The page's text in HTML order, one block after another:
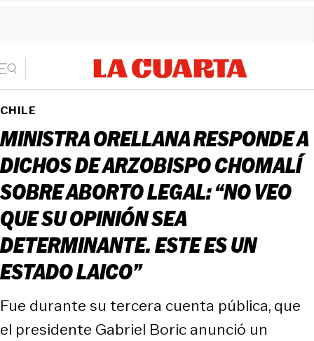
CHILE
MINISTRA ORELLANA RESPONDE A
DICHOS DE ARZOBISPO CHOMALÍ
SOBRE ABORTO LEGAL: “NO VEO
QUE SU OPINIÓN SEA
DETERMINANTE. ESTE ES UN
ESTADO LAICO”
Fue durante su tercera cuenta pública, que
el presidente Gabriel Boric anunció un